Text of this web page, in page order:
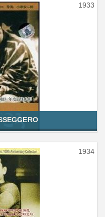
1933
1934